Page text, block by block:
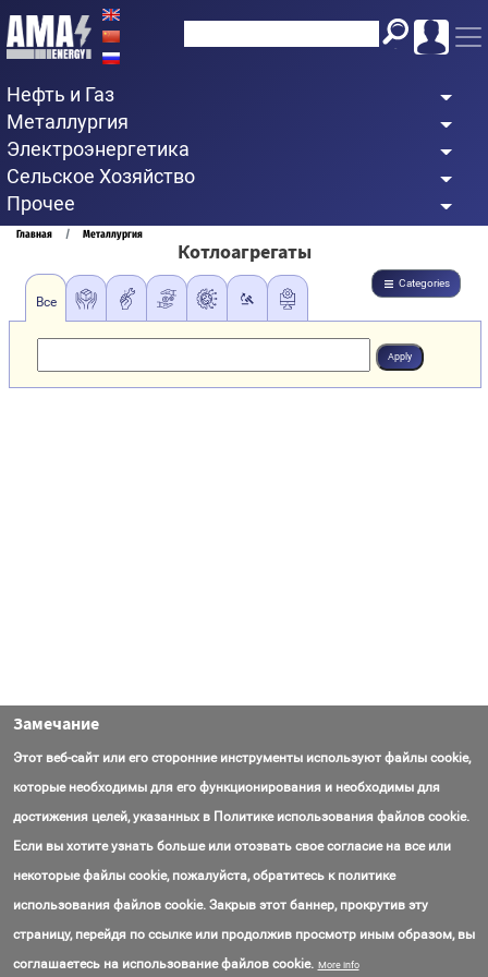
Перейти
к
содержанию
Нефть и Газ
Металлургия
Электроэнергетика
Сельское Хозяйство
Прочее
Строка
Главная Металлургия
Котлоагрегаты
Categories
Все
Контакты Вопросы Об AmasEnergy Соглашение об использовании
Замечание
Этот веб-сайт или его сторонние инструменты используют файлы cookie,
которые необходимы для его функционирования и необходимы для
достижения целей, указанных в Политике использования файлов cookie.
Если вы хотите узнать больше или отозвать свое согласие на все или
некоторые файлы cookie, пожалуйста, обратитесь к политике
использования файлов cookie. Закрыв этот баннер, прокрутив эту
страницу, перейдя по ссылке или продолжив просмотр иным образом, вы
соглашаетесь на использование файлов cookie. More info